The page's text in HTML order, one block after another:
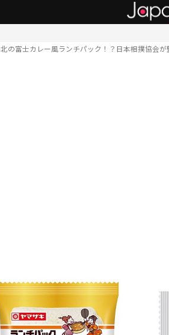
北の富士カレー風ランチパック！？日本相撲協会